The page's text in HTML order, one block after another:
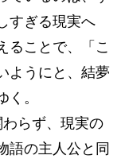
すぎる現実へ
ることで、「こ
ようにと、結夢
。
らず、現実の
語の主人公と同